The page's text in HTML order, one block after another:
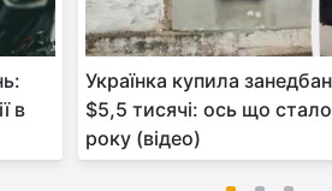
в
Українка купила
$5,5 тисячі: ось що
року (відео)